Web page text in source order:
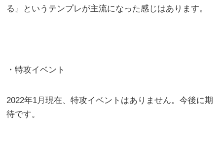
る』というテンプレが主流になった感じはあります。
・特攻イベント
2022年1月現在、特攻イベントはありません。今後に期
待です。